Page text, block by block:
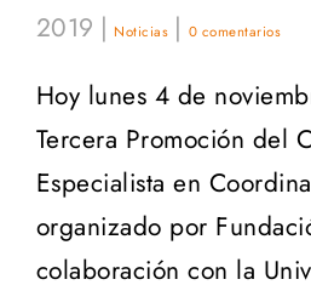
2019 | Noticias | 0 comentarios
Hoy lunes 4 de
Tercera Promoción del
Especialista en
organizado por
colaboración con la